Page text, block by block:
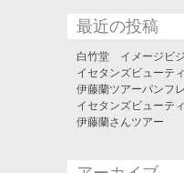
最近の投稿
白竹堂 イメージビ
イセタンズビューティ
伊藤蘭ツアーパンフ
イセタンズビューティ
伊藤蘭さんツアー